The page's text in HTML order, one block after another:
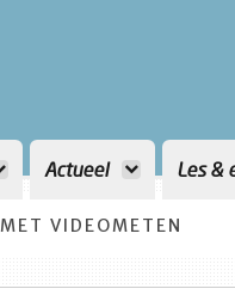
Actueel Les &
VIDEOMETEN